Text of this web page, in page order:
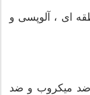
ای ، آلوپسی و
میکروب و ضد